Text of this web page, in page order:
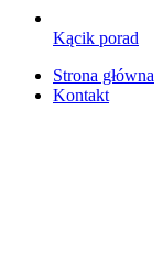
Kącik porad
Strona główna
Kontakt